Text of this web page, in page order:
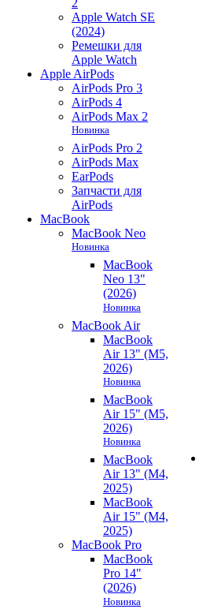
Apple Watch SE
(2024)
Ремешки для
Apple Watch
Apple AirPods
AirPods Pro 3
AirPods 4
AirPods Max 2
Новинка
AirPods Pro 2
AirPods Max
EarPods
Запчасти для
AirPods
MacBook
MacBook Neo
Новинка
MacBook
Neo 13"
(2026)
Новинка
MacBook Air
MacBook
Air 13" (M5,
2026)
Новинка
MacBook
Air 15" (M5,
2026)
Новинка
MacBook
Air 13" (M4,
2025)
MacBook
Air 15" (M4,
2025)
MacBook Pro
MacBook
Pro 14"
(2026)
Новинка